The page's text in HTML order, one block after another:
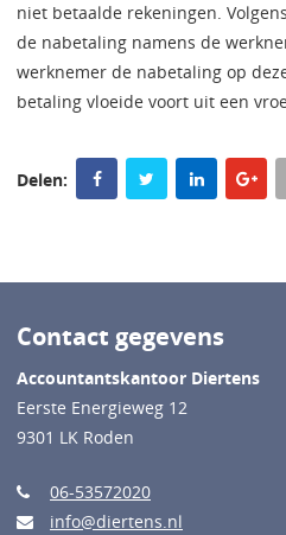
niet betaalde rekeningen.
de nabetaling namens de
werknemer de nabetaling op
betaling vloeide voort uit een
Delen:
Contact gegevens
Accountantskantoor Diertens
Eerste Energieweg 12
9301 LK Roden
06-53572020
info@diertens.nl